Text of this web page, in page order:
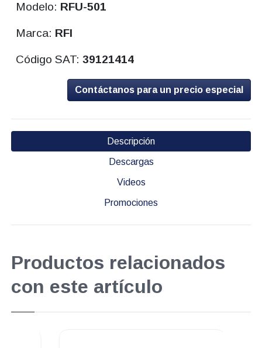
Modelo: RFU-501
Marca: RFI
Código SAT:39121414
Contáctanos para un precio especial
Descripción
Descargas
Videos
Promociones
Productos relacionados
con este artículo